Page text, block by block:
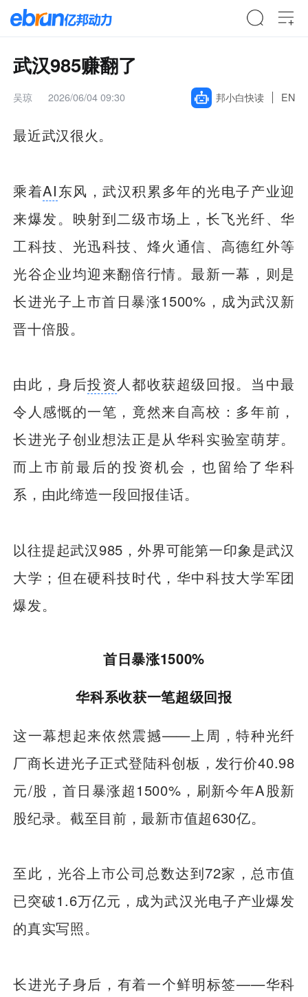
武汉985赚翻了
吴琼 2026/06/04 09:30 邦小白快读 EN
最近武汉很火。
乘着AI东风，武汉积累多年的光电子产业迎
来爆发。映射到二级市场上，长飞光纤、华
工科技、光迅科技、烽火通信、高德红外等
光谷企业均迎来翻倍行情。最新一幕，则是
长进光子上市首日暴涨1500%，成为武汉新
晋十倍股。
由此，身后投资人都收获超级回报。当中最
令人感慨的一笔，竟然来自高校：多年前，
长进光子创业想法正是从华科实验室萌芽。
而上市前最后的投资机会，也留给了华科
系，由此缔造一段回报佳话。
以往提起武汉985，外界可能第一印象是武汉
大学；但在硬科技时代，华中科技大学军团
爆发。
首日暴涨1500%
华科系收获一笔超级回报
这一幕想起来依然震撼——上周，特种光纤
厂商长进光子正式登陆科创板，发行价40.98
元/股，首日暴涨超1500%，刷新今年A股新
股纪录。截至目前，最新市值超630亿。
至此，光谷上市公司总数达到72家，总市值
已突破1.6万亿元，成为武汉光电子产业爆发
的真实写照。
长进光子身后，有着一个鲜明标签——华科